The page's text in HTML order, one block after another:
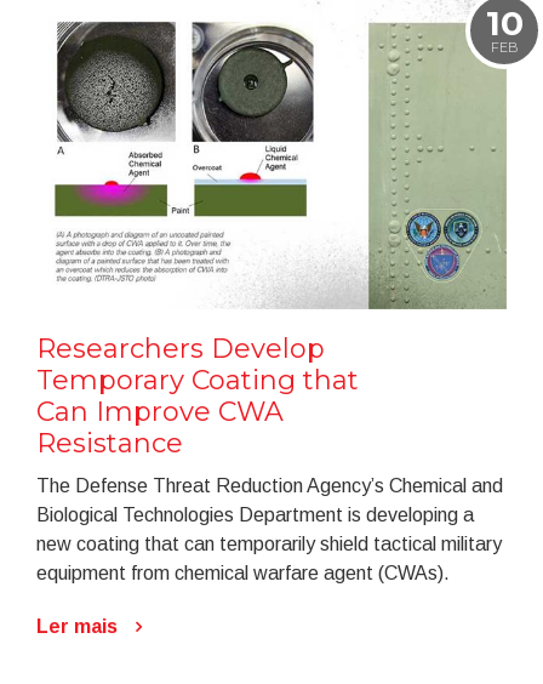
10
FEB
Researchers Develop
Temporary Coating that
Can Improve CWA
Resistance
The Defense Threat Reduction Agency’s Chemical and
Biological Technologies Department is developing a
new coating that can temporarily shield tactical military
equipment from chemical warfare agent (CWAs).
Ler mais